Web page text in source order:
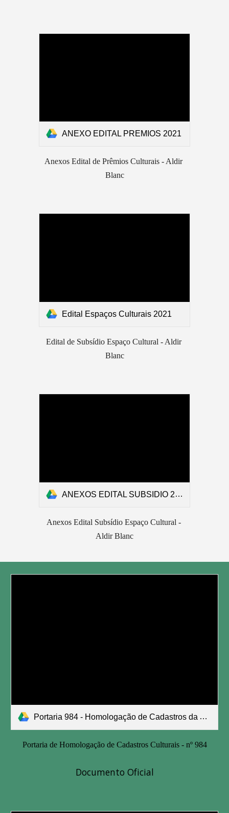
ANEXO EDITAL PREMIOS 2021
Anexos Edital de Prêmios Culturais - Aldir
Blanc
Edital Espaços Culturais 2021
Edital de Subsídio Espaço Cultural - Aldir
Blanc
ANEXOS EDITAL SUBSIDIO 2021
Anexos Edital Subsídio Espaço Cultural -
Aldir Blanc
Portaria 984 - Homologação de Cadastros da Aldir Blanc.pdf
Portaria de Homologação de Cadastros Culturais - nº 984
Documento Oficial